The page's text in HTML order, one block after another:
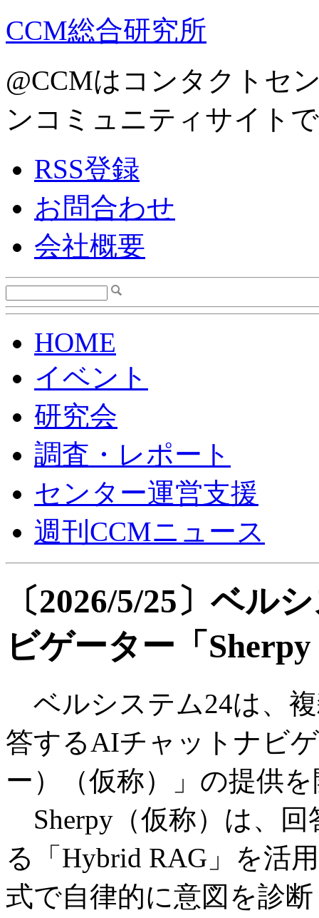
CCM総合研究所
@CCMはコンタクトセ
ンコミュニティサイト
RSS登録
お問合わせ
会社概要
HOME
イベント
研究会
調査・レポート
センター運営支援
週刊CCMニュース
〔2026/5/25〕ベル
ビゲーター「
ベルシステム24は、
答するAIチャットナビ
ー）（仮称）」の提供
Sherpy（仮称）は、
る「Hybrid RAG」を活
式で自律的に意図を診